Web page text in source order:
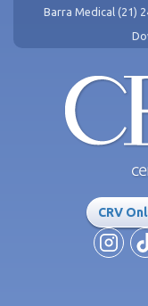
Barra Medical (21)
CRV